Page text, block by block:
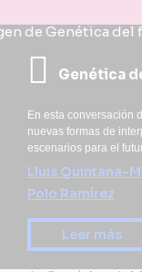
Genética
En esta conversación
nuevas formas de
escenarios para el
Lluis Quintana-
Polo Ramírez
Leer más